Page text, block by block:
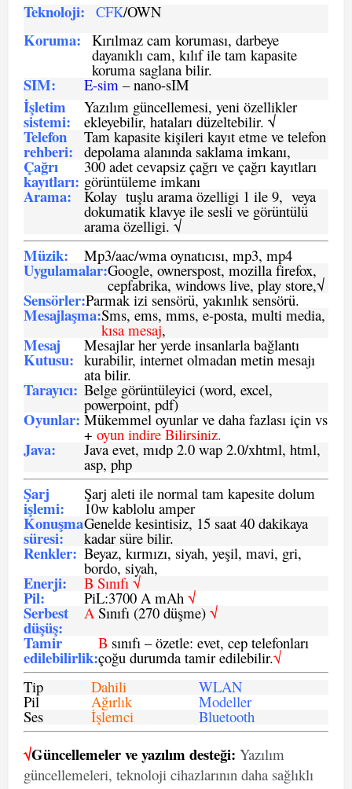
Teknoloji: CFK/OWN
Koruma: Kırılmaz cam koruması, darbeye
dayanıklı cam, kılıf ile tam kapasite
koruma saglana bilir.
SIM: E-sim – nano-sIM
İşletim
sistemi:
Yazılım güncellemesi, yeni özellikler
ekleyebilir, hataları düzeltebilir. √
Telefon
rehberi:
Tam kapasite kişileri kayıt etme ve telefon
depolama alanında saklama imkanı,
Çağrı
kayıtları:
300 adet cevapsiz çağrı ve çağrı kayıtları
görüntüleme imkanı
Arama: Kolay tuşlu arama özelligi 1 ile 9, veya
dokumatik klavye ile sesli ve görüntülü
arama özelligi. √
Müzik: Mp3/aac/wma oynatıcısı, mp3, mp4
Uygulamalar:Google, ownerspost, mozilla firefox,
cepfabrika, windows live, play store,√
Sensörler:Parmak izi sensörü, yakınlık sensörü.
Mesajlaşma:Sms, ems, mms, e-posta, multi media,
kısa mesaj,
Mesaj
Kutusu:
Mesajlar her yerde insanlarla bağlantı
kurabilir, internet olmadan metin mesajı
ata bilir.
Tarayıcı: Belge görüntüleyici (word, excel,
powerpoint, pdf)
Oyunlar: Mükemmel oyunlar ve daha fazlası için vs
+ oyun indire Bilirsiniz.
Java: Java evet, mıdp 2.0 wap 2.0/xhtml, html,
asp, php
Şarj
işlemi:
Şarj aleti ile normal tam kapesite dolum
10w kablolu amper
Konuşma
süresi:
Genelde kesintisiz, 15 saat 40 dakikaya
kadar süre bilir.
Renkler: Beyaz, kırmızı, siyah, yeşil, mavi, gri,
bordo, siyah,
Enerji: B Sınıfı √
Pil: PiL:3700 A mAh √
Serbest
düşüş:
ASınıfı (270 düşme) √
Tamir
edilebilirlik:
B sınıfı – özetle: evet, cep telefonları
çoğu durumda tamir edilebilir.√
Tip
Dahili WLAN
Pil Ağırlık Modeller
Ses İşlemci Bluetooth
√Güncellemeler ve yazılım desteği: Yazılım
güncellemeleri, teknoloji cihazlarının daha sağlıklı